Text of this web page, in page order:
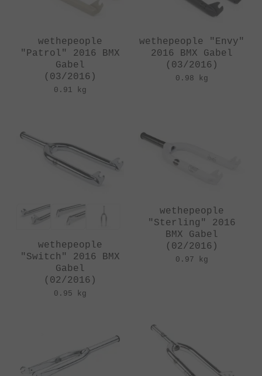
wethepeople
"Patrol" 2016 BMX
Gabel
(03/2016)
0.91 kg
wethepeople "Envy"
2016 BMX Gabel
(03/2016)
0.98 kg
wethepeople
"Switch" 2016 BMX
Gabel
(02/2016)
0.95 kg
wethepeople
"Sterling" 2016
BMX Gabel
(02/2016)
0.97 kg